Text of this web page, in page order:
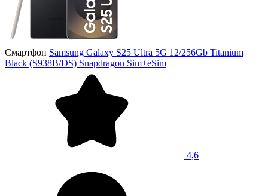
Смартфон Samsung Galaxy S25 Ultra 5G 12/256Gb Titanium
Black (S938B/DS) Snapdragon Sim+eSim
4,6